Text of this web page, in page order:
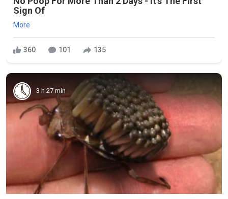
Sign Of
More
360 101 135
3 h 27 min